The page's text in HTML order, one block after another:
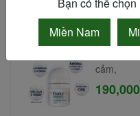
cảm,
Miền Nam